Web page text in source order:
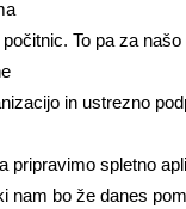
To pa za
in ustrezno
pripravimo spletno
nam bo že danes